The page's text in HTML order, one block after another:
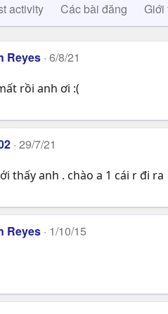
activity Các bài đăng Giới
Reyes 6/8/21
rồi anh ơi :(
29/7/21
thấy anh . chào a 1 cái r đi ra
Reyes 1/10/15